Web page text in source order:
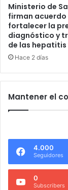
Ministerio de
firman
fortalecer la
diagnóstico y
de las hepatitis
Hace 2 días
Mantener el
4.000
Seguidores
0
Subscribers